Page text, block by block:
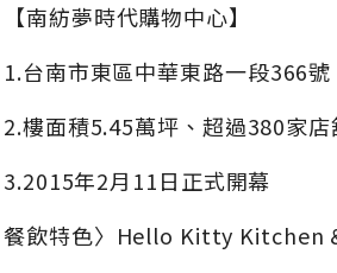
【南紡夢時代購物中心】
1.台南市東區中華東路一段366號
2.樓面積5.45萬坪、超過380家店
3.2015年2月11日正式開幕
餐飲特色〉Hello Kitty Kitchen